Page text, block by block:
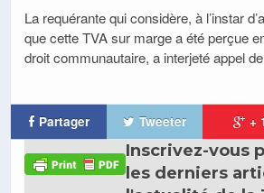
La requérante qui considère, à l’instar
que cette TVA sur marge a été perçue
droit communautaire, a interjeté appel
Partager Tweeter +
Inscrivez-vous
les derniers